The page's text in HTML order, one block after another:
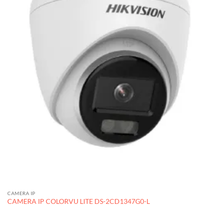
CAMERA IP
CAMERA IP COLORVU LITE DS-2CD1347G0-L